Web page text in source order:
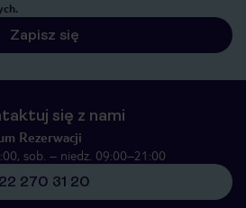
Zapisz się
się z nami
Rezerwacji
sob. – niedz. 09:00–21:00
22 270 31 20